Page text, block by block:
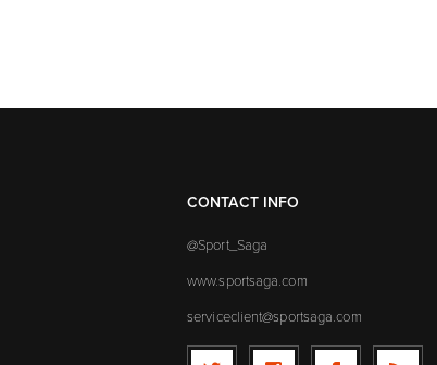
CONTACT INFO
@Sport_Saga
www.sportsaga.com
serviceclient@sportsaga.com